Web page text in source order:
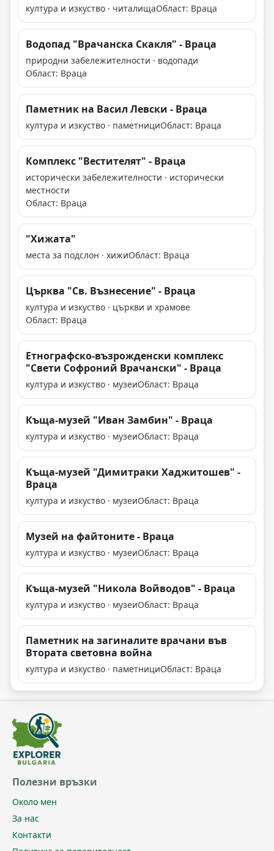
култура и изкуство · читалищаОбласт: Враца
Водопад "Врачанска Скакля" - Враца
природни забележителности · водопади
Област: Враца
Паметник на Васил Левски - Враца
култура и изкуство · паметнициОбласт: Враца
Комплекс "Вестителят" - Враца
исторически забележителности · исторически
местности
Област: Враца
"Хижата"
места за подслон · хижиОбласт: Враца
Църква "Св. Възнесение" - Враца
култура и изкуство · църкви и храмове
Област: Враца
Етнографско-възрожденски комплекс
"Свети Софроний Врачански" - Враца
култура и изкуство · музеиОбласт: Враца
Къща-музей "Иван Замбин" - Враца
култура и изкуство · музеиОбласт: Враца
Kъща-музей "Димитраки Хаджитошев" -
Враца
култура и изкуство · музеиОбласт: Враца
Музей на файтоните - Враца
култура и изкуство · музеиОбласт: Враца
Къща-музей "Никола Войводов" - Враца
култура и изкуство · музеиОбласт: Враца
Паметник на загиналите врачани във
Втората световна война
култура и изкуство · паметнициОбласт: Враца
Полезни връзки
Около мен
За нас
Контакти